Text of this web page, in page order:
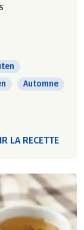
Automne
LA RECETTE